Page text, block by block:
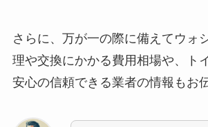
さらに、万が一の際に備えてウォ
理や交換にかかる費用相場や、ト
安心の信頼できる業者の情報もお